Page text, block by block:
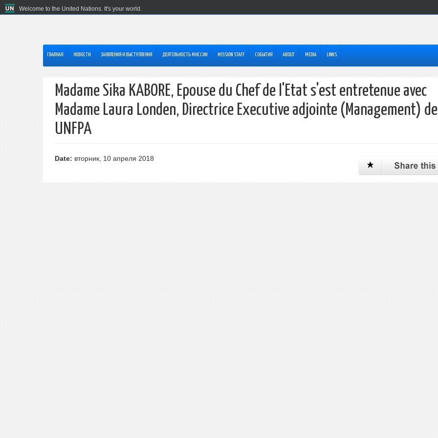
Welcome to the United Nations. It's your world.
ГЛАВНАЯ HОВОСТИ ЗАЯВЛЕНИЯ И ВЫСТУПЛЕНИЯ ДЕЯТЕЛЬНОСТЬ МИССИИ MISSION STAFF СОБЫТИЯ ABOUT MEDIA LINKS
Madame Sika KABORE, Epouse du Chef de l'Etat s'est entretenue avec
Madame Laura Londen, Directrice Executive adjointe (Management) de
UNFPA
Date: вторник, 10 апреля 2018